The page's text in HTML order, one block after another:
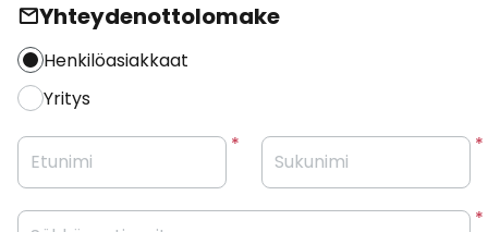
Yhteydenottolomake
Henkilöasiakkaat
Yritys
Etunimi Sukunimi